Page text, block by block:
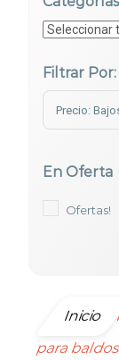
Filtrar Por:
En Oferta
Ofertas!
Inicio
para